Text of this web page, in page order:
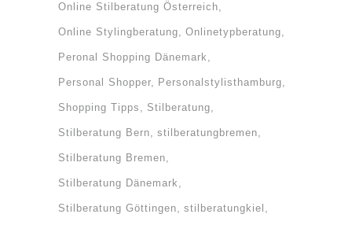
Online Stilberatung Österreich
Online Stylingberatung Onlinetypberatung
Peronal Shopping Dänemark
Personal Shopper Personalstylisthamburg
Shopping Tipps Stilberatung
Stilberatung Bern stilberatungbremen
Stilberatung Bremen
Stilberatung Dänemark
Stilberatung Göttingen stilberatungkiel